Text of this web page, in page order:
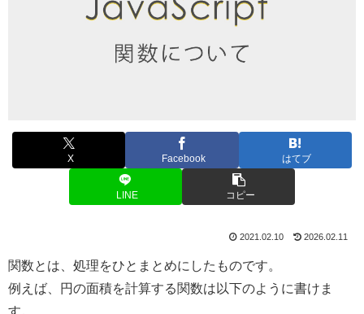
X Facebook はてブ
LINE コピー
2021.02.10 2026.02.11
関数とは、処理をひとまとめにしたものです。
例えば、円の面積を計算する関数は以下のように書けま
す。